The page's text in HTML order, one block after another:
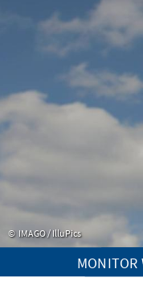
IMAGO / IlluPics
MONITOR